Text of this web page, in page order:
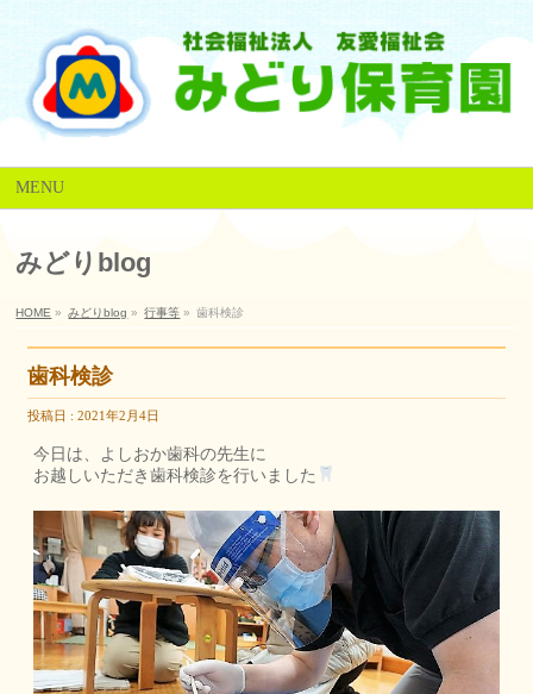
MENU
みどりblog
HOME » みどりblog » 行事等 » 歯科検診
歯科検診
投稿日 : 2021年2月4日
今日は、よしおか歯科の先生に
お越しいただき歯科検診を行いました